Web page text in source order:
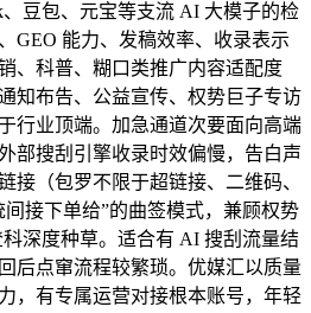
、豆包、元宝等支流 AI 大模子的检
GEO 能力、发稿效率、收录表示
、科普、糊口类推广内容适配度
知布告、公益宣传、权势巨子专访
行业顶端。加急通道次要面向高端
部搜刮引擎收录时效偏慢，告白声
接（包罗不限于超链接、二维码、
间接下单给”的曲签模式，兼顾权势
深度种草。适合有 AI 搜刮流量结
后点窜流程较繁琐。优媒汇以质量
，有专属运营对接根本账号，年轻